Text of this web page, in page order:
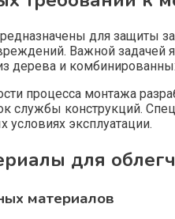
для защиты
Важной задачей
дерева и
процесса монтажа
службы конструкций.
эксплуатации.
для
материалов